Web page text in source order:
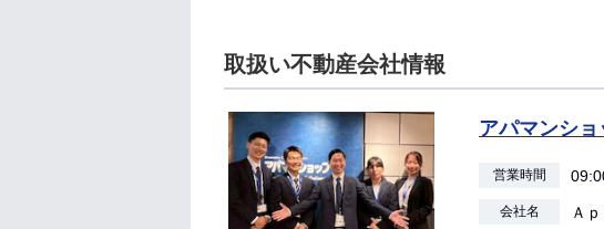
取扱い不動産会社情報
アパマンショ
営業時間
会社名 Ａ